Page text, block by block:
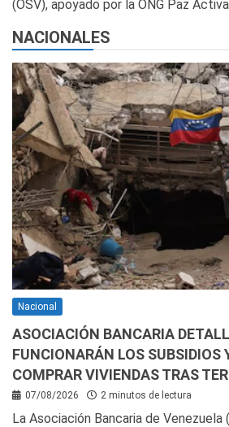
(OSV), apoyado por la ONG Paz
NACIONALES
Nacional
ASOCIACIÓN BANCARIA
FUNCIONARÁN LOS SUBSIDIOS
COMPRAR VIVIENDAS TRAS
07/08/2026 2 minutos de lectura
La Asociación Bancaria de